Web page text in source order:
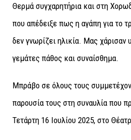
Θερμά συγχαρητήρια και στη
που απέδειξε πως η αγάπη για το
δεν γνωρίζει ηλικία. Μας χάρισαν
γεμάτες πάθος και συναίσθημα.
Μπράβο σε όλους τους
παρουσία τους στη συναυλία που
Τετάρτη 16 Ιουλίου 2025, στο